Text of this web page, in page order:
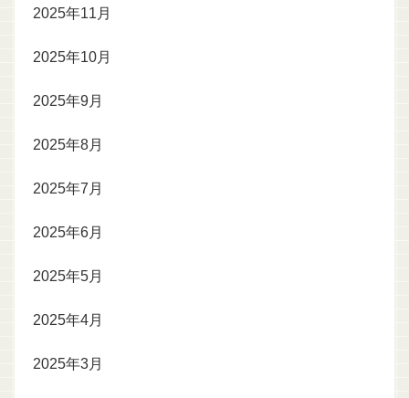
2025年11月
2025年10月
2025年9月
2025年8月
2025年7月
2025年6月
2025年5月
2025年4月
2025年3月